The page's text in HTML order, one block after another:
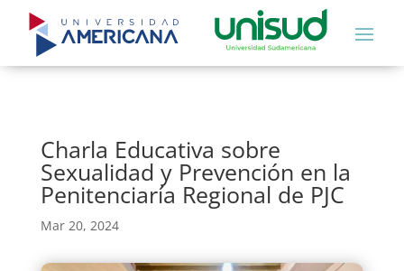
Charla Educativa sobre
Sexualidad y Prevención en la
Penitenciaría Regional de PJC
Mar 20, 2024